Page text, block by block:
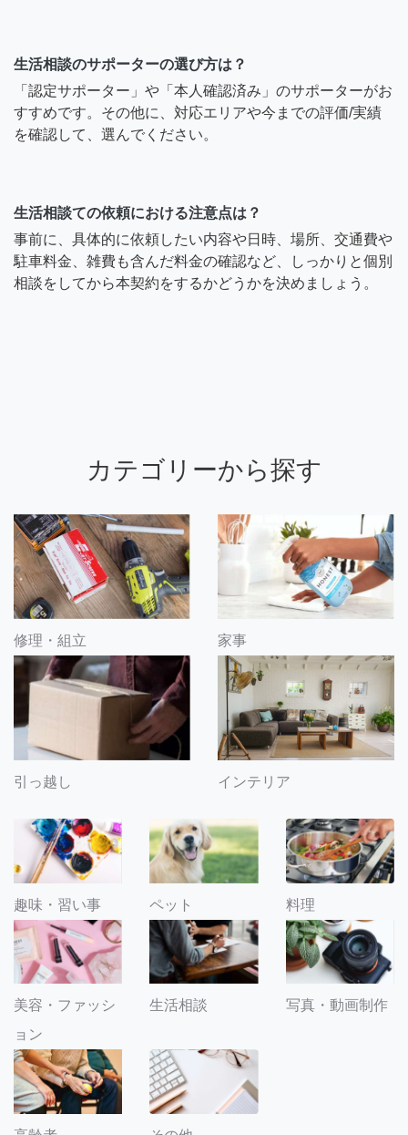
生活相談のサポーターの選び方は？
「認定サポーター」や「本人確認済み」のサポーターがお
すすめです。その他に、対応エリアや今までの評価/実績
を確認して、選んでください。
生活相談ての依頼における注意点は？
事前に、具体的に依頼したい内容や日時、場所、交通費や
駐車料金、雑費も含んだ料金の確認など、しっかりと個別
相談をしてから本契約をするかどうかを決めましょう。
カテゴリーから探す
修理・組立 家事
引っ越し インテリア
趣味・習い事 ペット 料理
美容・ファッシ
ョン
生活相談 写真・動画制作